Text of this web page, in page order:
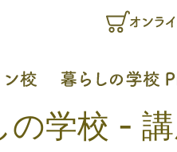
の学校 -